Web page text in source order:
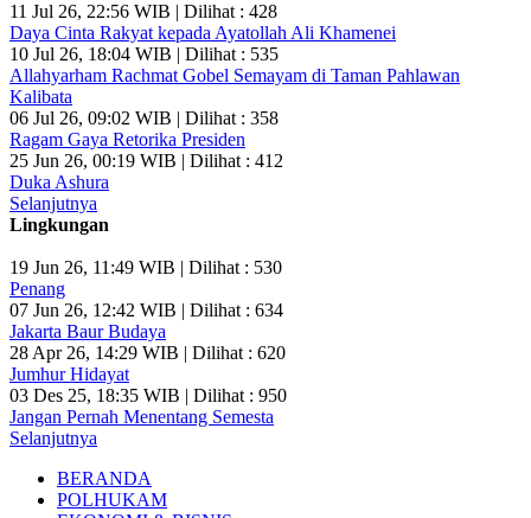
11 Jul 26, 22:56 WIB | Dilihat : 428
Daya Cinta Rakyat kepada Ayatollah Ali Khamenei
10 Jul 26, 18:04 WIB | Dilihat : 535
Allahyarham Rachmat Gobel Semayam di Taman Pahlawan
Kalibata
06 Jul 26, 09:02 WIB | Dilihat : 358
Ragam Gaya Retorika Presiden
25 Jun 26, 00:19 WIB | Dilihat : 412
Duka Ashura
Selanjutnya
Lingkungan
19 Jun 26, 11:49 WIB | Dilihat : 530
Penang
07 Jun 26, 12:42 WIB | Dilihat : 634
Jakarta Baur Budaya
28 Apr 26, 14:29 WIB | Dilihat : 620
Jumhur Hidayat
03 Des 25, 18:35 WIB | Dilihat : 950
Jangan Pernah Menentang Semesta
Selanjutnya
BERANDA
POLHUKAM